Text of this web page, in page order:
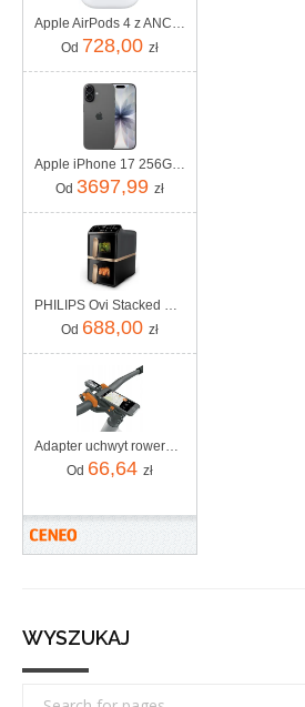
Apple AirPods 4 z ANC (MXP93ZMA)
Od 728,00 zł
Apple iPhone 17 256GB Czarny
Od 3697,99 zł
PHILIPS Ovi Stacked Dual Basket NA462/70
Od 688,00 zł
Adapter uchwyt rowerowy Compit E-spacer do rowerów E-bike Compit/e
Od 66,64 zł
WYSZUKAJ